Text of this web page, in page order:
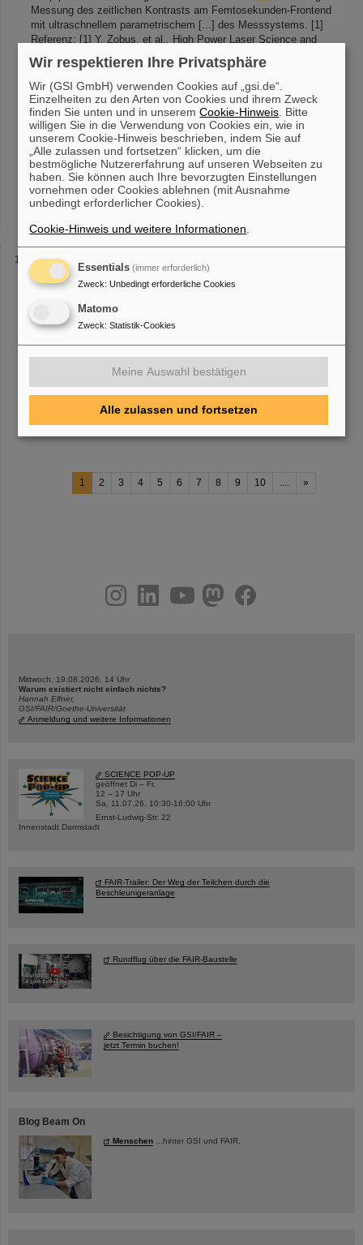
Messung des zeitlichen Kontrasts am Femtosekunden-Frontend
mit ultraschnellem parametrischem [...] des Messsystems. [1]
Referenz: [1] Y. Zobus, et al., High Power Laser Science and
Engineering Vol.11 , e48 (2023), doi:10.1017/hpl.2023.30
Sidecap Beispiel2
\fbox{% \begin{picture}(4,6) \put(1,5){\circle{1}} \put(3,5){\circle{1}}
\put(2,3){\circle{1}} \put(1,1){\circle{1}} \put(3,1){\circle{1}}
\end{picture}} } \newcommand{\TABi}{% \begin{tabular}{@{} | c |
[...] & 42 \\ 8 & 16 & 24 & 32 & 40 & 48 \\ 9 & 18 & 27 & 36 & 45
& 54 \\ 10 & 20 & 30 & 40 & 50 & 60 \\11& 22 & 33 & 44 & 55 &
66 \\ 12 & 24 & 36 & 48 & 60 & 72 \\ 13 & 26 & 39 & 52 & 65 & 78
\\ 14 & 28 &
Neue Accounts
für das Ändern von Passwörtern 1. Windows- und/oder Linux-
Password abgelaufen/vergessen/neu setzen
Vorgehensweise: Der Account-Inhaber kommt mit einem gültigen
Lichtbildausweis ins IT Helpdesk [...] Mail informiert. Das Ändern
Antrag wird über das Web-Interface ausgefüllt. [...] ng informiert.
Das Ändern des Passworts erfolgt auf die gleiche Weise wie oben
beschrieben (siehe1.1) Wenn die Unterschrift vom Account-
Inhaber noch fehlt (Vorab-Beantragung), kann/muss diese
nachgeholt
1 2 3 4 5 6 7 8 9 10 .... »
youtubehelmholtz.socialfacebook
Mittwoch, 19.08.2026, 14 Uhr
Warum existiert nicht einfach nichts?
Hannah Elfner,
GSI/FAIR/Goethe-Universität
Anmeldung und weitere Informationen
SCIENCE POP-UP
geöffnet Di – Fr,
12 – 17 Uhr
Sa, 11.07.26, 10:30-16:00 Uhr
Ernst-Ludwig-Str. 22
Innenstadt Darmstadt
FAIR-Trailer: Der Weg der Teilchen durch die
Beschleunigeranlage
Rundflug über die FAIR-Baustelle
Besichtigung von GSI/FAIR –
jetzt Termin buchen!
Blog Beam On
Menschen ...hinter GSI und FAIR.
Wir respektieren Ihre Privatsphäre
Wir (GSI GmbH) verwenden Cookies auf „gsi.de“.
Einzelheiten zu den Arten von Cookies und ihrem Zweck
finden Sie unten und in unseremCookie-Hinweis . Bitte
willigen Sie in die Verwendung von Cookies ein, wie in
unserem Cookie-Hinweis beschrieben, indem Sie auf
„Alle zulassen und fortsetzen“ klicken, um die
bestmögliche Nutzererfahrung auf unseren Webseiten zu
haben. Sie können auch Ihre bevorzugten Einstellungen
vornehmen oder Cookies ablehnen (mit Ausnahme
unbedingt erforderlicher Cookies).
Cookie-Hinweis und weitere Informationen
Essentials (immer erforderlich)
Zweck: Unbedingt erforderliche Cookies
Matomo
Zweck: Statistik-Cookies
Meine Auswahl bestätigen
Alle zulassen und fortsetzen